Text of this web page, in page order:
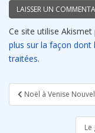
Ce site utilise
plus sur la façon
traitées.
Navigation
de
Noël à Venise
Le